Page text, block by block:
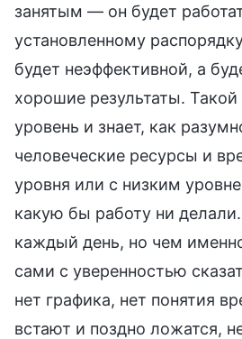
занятым — он будет
установленному
будет неэффективной, а
хорошие результаты.
уровень и знает, как
человеческие ресурсы и
уровня или с низким
какую бы работу ни
каждый день, но чем
сами с уверенностью
нет графика, нет понятия
встают и поздно ложатся,